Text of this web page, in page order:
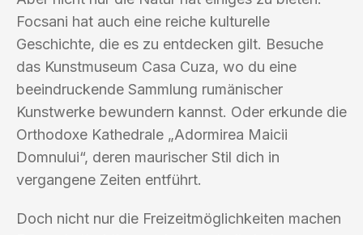
Focsani hat auch eine reiche kulturelle
Geschichte, die es zu entdecken gilt. Besuche
das Kunstmuseum Casa Cuza, wo du eine
beeindruckende Sammlung rumänischer
Kunstwerke bewundern kannst. Oder erkunde die
Orthodoxe Kathedrale „Adormirea Maicii
Domnului“, deren maurischer Stil dich in
vergangene Zeiten entführt.
Doch nicht nur die Freizeitmöglichkeiten machen